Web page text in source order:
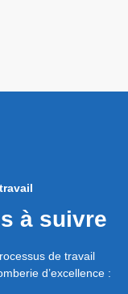
à suivre
de travail
d’excellence :